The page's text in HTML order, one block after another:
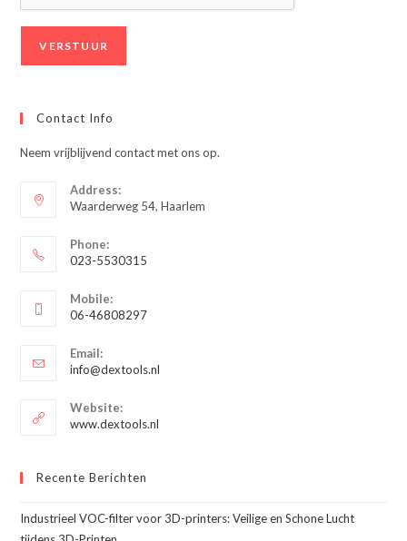
Contact Info
Neem vrijblijvend contact met ons op.
Address:
Waarderweg 54, Haarlem
Phone:
023-5530315
in
je
toepassing
Mobile:
06-46808297
in
je
toepassing
Email:
info@dextools.nl
Website:
www.dextools.nl
Recente Berichten
Industrieel VOC-filter voor 3D-printers: Veilige en Schone Lucht